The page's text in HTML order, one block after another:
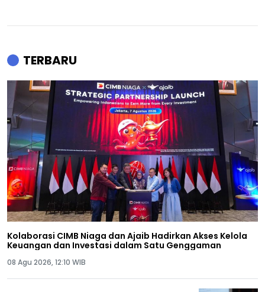
TERBARU
Kolaborasi CIMB Niaga dan Ajaib Hadirkan Akses Kelola
Keuangan dan Investasi dalam Satu Genggaman
08 Agu 2026, 12:10 WIB